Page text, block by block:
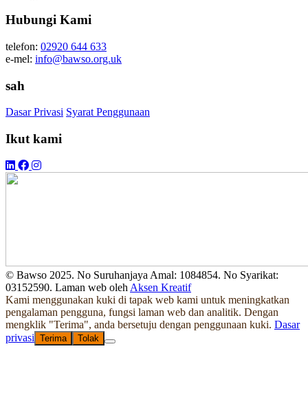
Hubungi Kami
telefon: 02920 644 633
e-mel: info@bawso.org.uk
sah
Dasar Privasi Syarat Penggunaan
Ikut kami
© Bawso 2025. No Suruhanjaya Amal: 1084854. No Syarikat:
03152590. Laman web oleh Aksen Kreatif
Kami menggunakan kuki di tapak web kami untuk meningkatkan
pengalaman pengguna, fungsi laman web dan analitik. Dengan
mengklik "Terima", anda bersetuju dengan penggunaan kuki. Dasar
privasi Terima Tolak